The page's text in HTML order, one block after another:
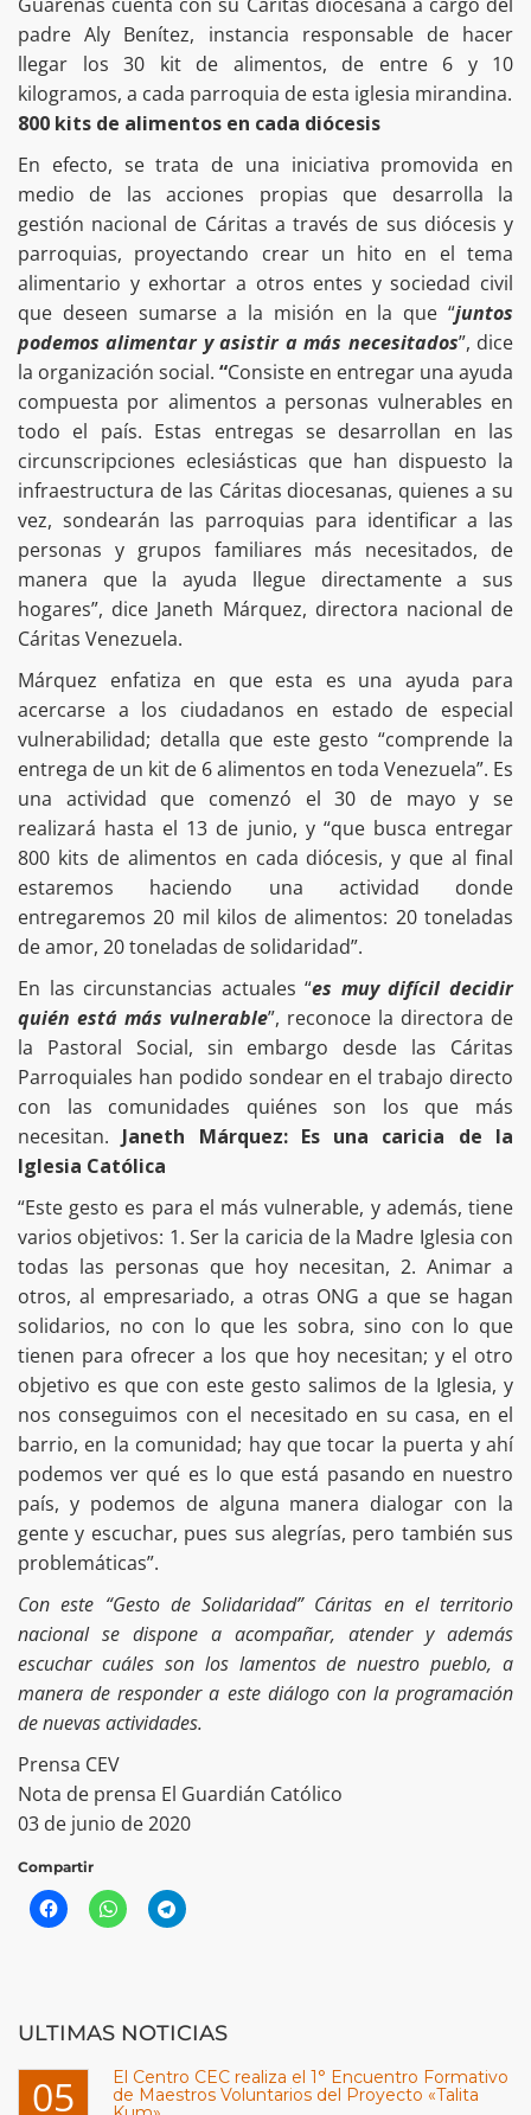
padre Aly Benítez, instancia responsable de hacer
llegar los 30 kit de alimentos, de entre 6 y 10
kilogramos, a cada parroquia de esta iglesia mirandina.
800 kits de alimentos en cada diócesis
En efecto, se trata de una iniciativa promovida en
medio de las acciones propias que desarrolla la
gestión nacional de Cáritas a través de sus diócesis y
parroquias, proyectando crear un hito en el tema
alimentario y exhortar a otros entes y sociedad civil
que deseen sumarse a la misión en la que “juntos
podemos alimentar y asistir a más necesitados”, dice
la organización social. “Consiste en entregar una ayuda
compuesta por alimentos a personas vulnerables en
todo el país. Estas entregas se desarrollan en las
circunscripciones eclesiásticas que han dispuesto la
infraestructura de las Cáritas diocesanas, quienes a su
vez, sondearán las parroquias para identificar a las
personas y grupos familiares más necesitados, de
manera que la ayuda llegue directamente a sus
hogares”, dice Janeth Márquez, directora nacional de
Cáritas Venezuela.
Márquez enfatiza en que esta es una ayuda para
acercarse a los ciudadanos en estado de especial
vulnerabilidad; detalla que este gesto “comprende la
entrega de un kit de 6 alimentos en toda Venezuela”. Es
una actividad que comenzó el 30 de mayo y se
realizará hasta el 13 de junio, y “que busca entregar
800 kits de alimentos en cada diócesis, y que al final
estaremos haciendo una actividad donde
entregaremos 20 mil kilos de alimentos: 20 toneladas
de amor, 20 toneladas de solidaridad”.
En las circunstancias actuales “es muy difícil decidir
quién está más vulnerable”, reconoce la directora de
la Pastoral Social, sin embargo desde las Cáritas
Parroquiales han podido sondear en el trabajo directo
con las comunidades quiénes son los que más
necesitan. Janeth Márquez: Es una caricia de la
Iglesia Católica
“Este gesto es para el más vulnerable, y además, tiene
varios objetivos: 1. Ser la caricia de la Madre Iglesia con
todas las personas que hoy necesitan, 2. Animar a
otros, al empresariado, a otras ONG a que se hagan
solidarios, no con lo que les sobra, sino con lo que
tienen para ofrecer a los que hoy necesitan; y el otro
objetivo es que con este gesto salimos de la Iglesia, y
nos conseguimos con el necesitado en su casa, en el
barrio, en la comunidad; hay que tocar la puerta y ahí
podemos ver qué es lo que está pasando en nuestro
país, y podemos de alguna manera dialogar con la
gente y escuchar, pues sus alegrías, pero también sus
problemáticas”.
Con este “Gesto de Solidaridad” Cáritas en el territorio
nacional se dispone a acompañar, atender y además
escuchar cuáles son los lamentos de nuestro pueblo, a
manera de responder a este diálogo con la programación
de nuevas actividades.
Prensa CEV
Nota de prensa El Guardián Católico
03 de junio de 2020
Compartir
ULTIMAS NOTICIAS
05
El Centro CEC realiza el 1° Encuentro Formativo
de Maestros Voluntarios del Proyecto «Talita